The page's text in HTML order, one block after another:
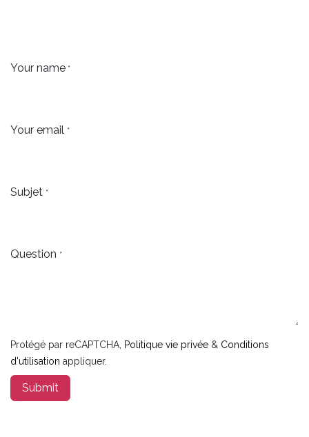
Your name *
Your email *
Subjet *
Question *
Protégé par reCAPTCHA, Politique vie privée & Conditions
d'utilisation appliquer.
Submit